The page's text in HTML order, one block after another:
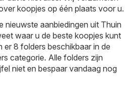
koopjes op één plaats voor u.
nieuwste aanbiedingen uit Thuin
waar u de beste koopjes kunt
er 8 folders beschikbaar in de
categorie. Alle folders zijn
niet en bespaar vandaag nog